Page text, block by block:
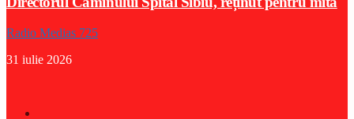
Radio Medias 725
31 iulie 2026